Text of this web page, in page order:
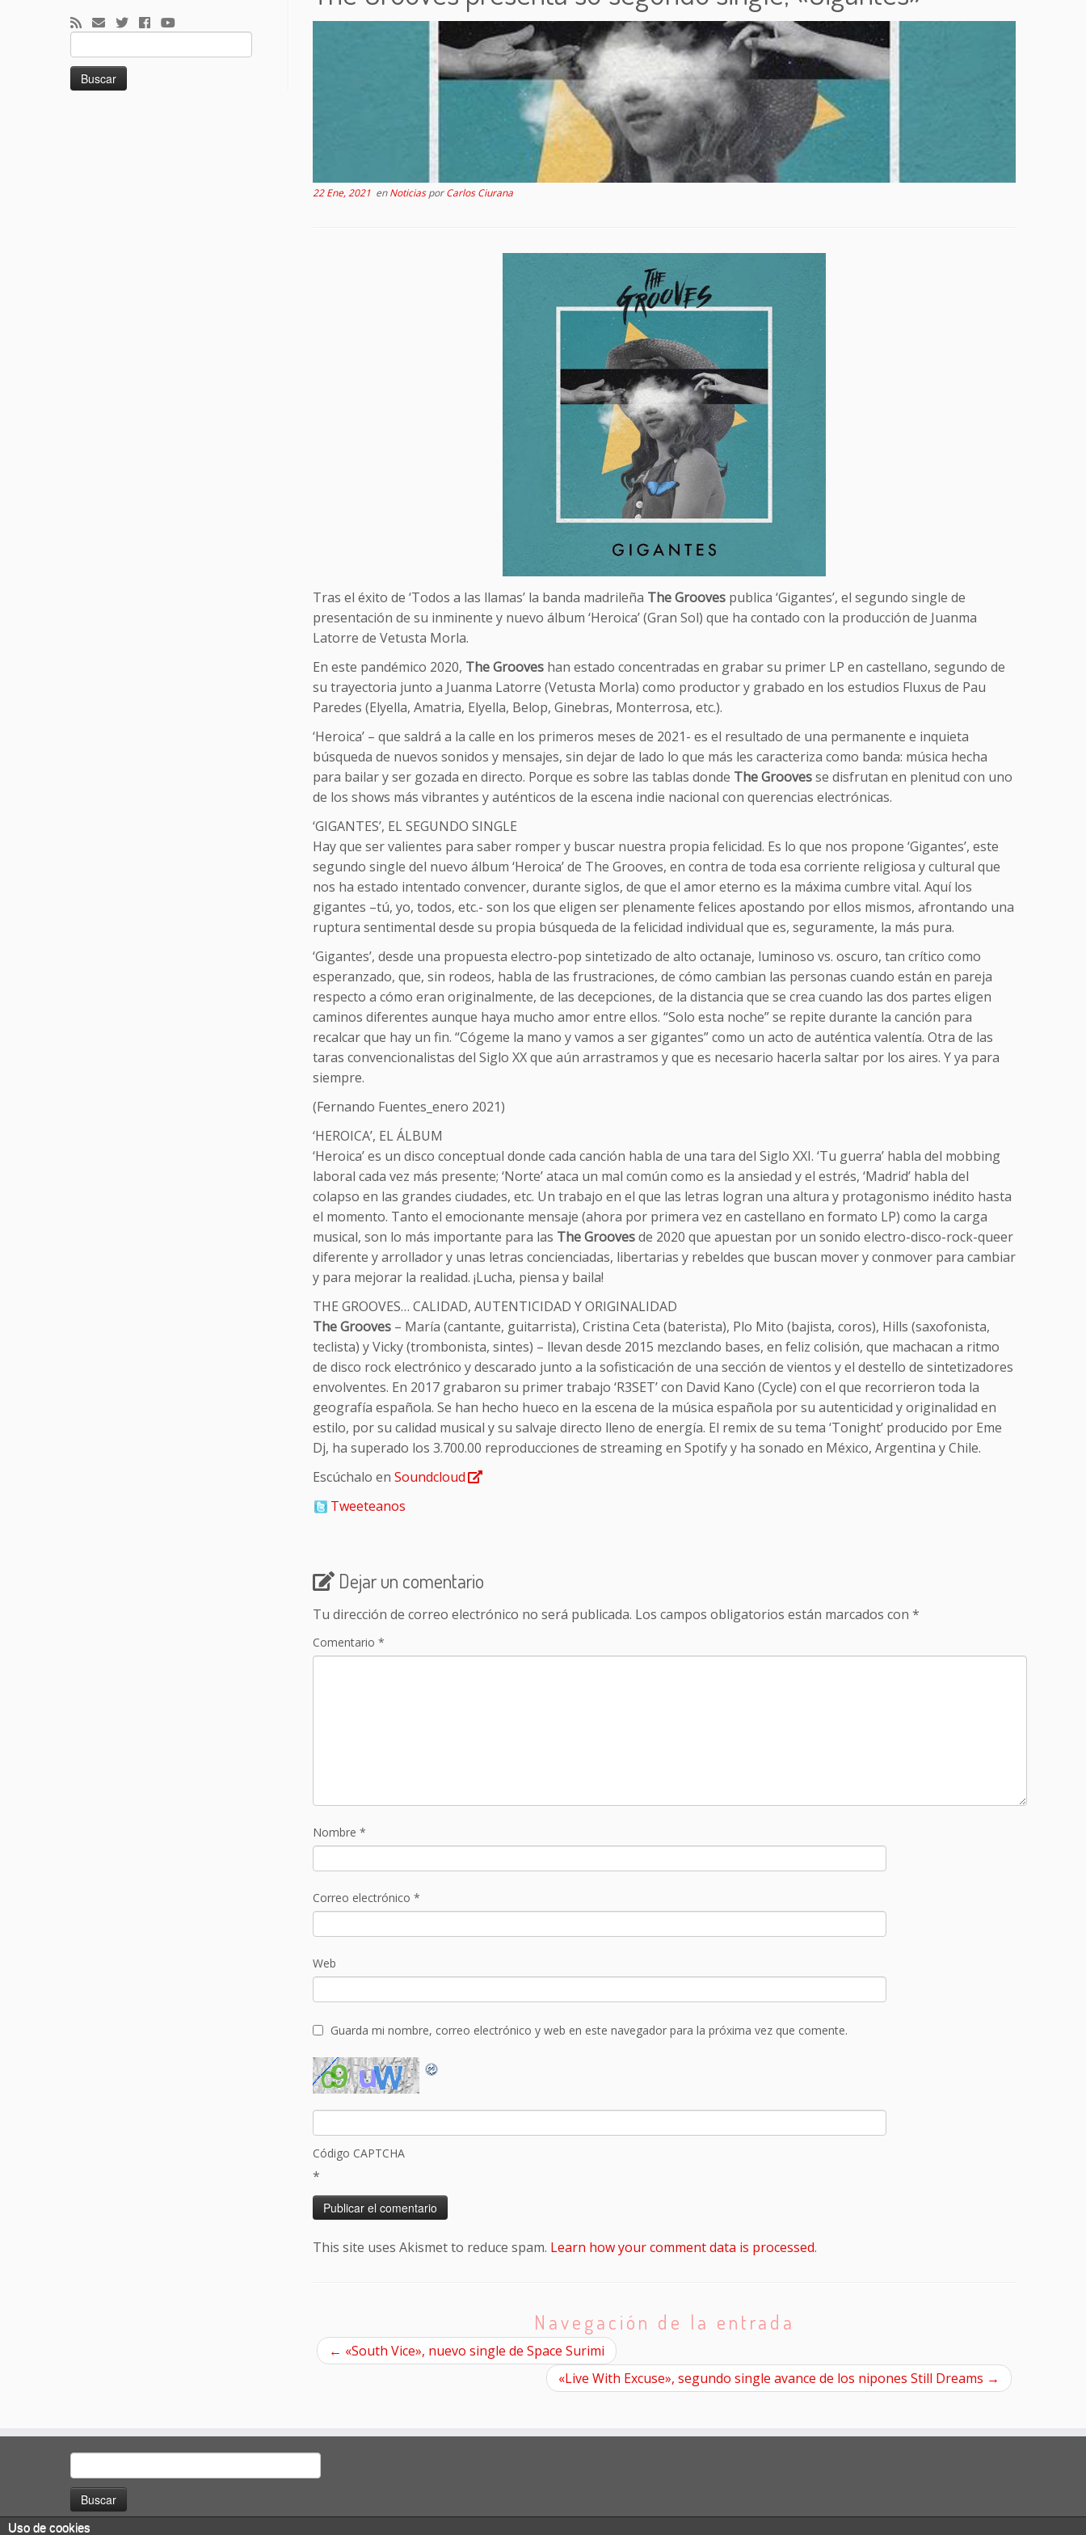
Buscar:
22 Ene, 2021 enNoticiasporCarlos Ciurana
Tras el éxito de ‘Todos a las llamas’ la banda madrileña The Grooves publica ‘Gigantes’, el segundo single de
presentación de su inminente y nuevo álbum ‘Heroica’ (Gran Sol) que ha contado con la producción de Juanma
Latorre de Vetusta Morla.
En este pandémico 2020, The Grooves han estado concentradas en grabar su primer LP en castellano, segundo de
su trayectoria junto a Juanma Latorre (Vetusta Morla) como productor y grabado en los estudios Fluxus de Pau
Paredes (Elyella, Amatria, Elyella, Belop, Ginebras, Monterrosa, etc.).
‘Heroica’ – que saldrá a la calle en los primeros meses de 2021- es el resultado de una permanente e inquieta
búsqueda de nuevos sonidos y mensajes, sin dejar de lado lo que más les caracteriza como banda: música hecha
para bailar y ser gozada en directo. Porque es sobre las tablas donde The Groovesse disfrutan en plenitud con uno
de los shows más vibrantes y auténticos de la escena indie nacional con querencias electrónicas.
‘GIGANTES’, EL SEGUNDO SINGLE
Hay que ser valientes para saber romper y buscar nuestra propia felicidad. Es lo que nos propone ‘Gigantes’, este
segundo single del nuevo álbum ‘Heroica’ de The Grooves, en contra de toda esa corriente religiosa y cultural que
nos ha estado intentado convencer, durante siglos, de que el amor eterno es la máxima cumbre vital. Aquí los
gigantes –tú, yo, todos, etc.- son los que eligen ser plenamente felices apostando por ellos mismos, afrontando una
ruptura sentimental desde su propia búsqueda de la felicidad individual que es, seguramente, la más pura.
‘Gigantes’, desde una propuesta electro-pop sintetizado de alto octanaje, luminoso vs. oscuro, tan crítico como
esperanzado, que, sin rodeos, habla de las frustraciones, de cómo cambian las personas cuando están en pareja
respecto a cómo eran originalmente, de las decepciones, de la distancia que se crea cuando las dos partes eligen
caminos diferentes aunque haya mucho amor entre ellos. “Solo esta noche” se repite durante la canción para
recalcar que hay un fin. “Cógeme la mano y vamos a ser gigantes” como un acto de auténtica valentía. Otra de las
taras convencionalistas del Siglo XX que aún arrastramos y que es necesario hacerla saltar por los aires. Y ya para
siempre.
(Fernando Fuentes_enero 2021)
‘HEROICA’, EL ÁLBUM
‘Heroica’ es un disco conceptual donde cada canción habla de una tara del Siglo XXI. ‘Tu guerra’ habla del mobbing
laboral cada vez más presente; ‘Norte’ ataca un mal común como es la ansiedad y el estrés, ‘Madrid’ habla del
colapso en las grandes ciudades, etc. Un trabajo en el que las letras logran una altura y protagonismo inédito hasta
el momento. Tanto el emocionante mensaje (ahora por primera vez en castellano en formato LP) como la carga
musical, son lo más importante para las The Groovesde 2020 que apuestan por un sonido electro-disco-rock-queer
diferente y arrollador y unas letras concienciadas, libertarias y rebeldes que buscan mover y conmover para cambiar
y para mejorar la realidad. ¡Lucha, piensa y baila!
THE GROOVES… CALIDAD, AUTENTICIDAD Y ORIGINALIDAD
The Grooves – María (cantante, guitarrista), Cristina Ceta (baterista), Plo Mito (bajista, coros), Hills (saxofonista,
teclista) y Vicky (trombonista, sintes) – llevan desde 2015 mezclando bases, en feliz colisión, que machacan a ritmo
de disco rock electrónico y descarado junto a la sofisticación de una sección de vientos y el destello de sintetizadores
envolventes. En 2017 grabaron su primer trabajo ‘R3SET’ con David Kano (Cycle) con el que recorrieron toda la
geografía española. Se han hecho hueco en la escena de la música española por su autenticidad y originalidad en
estilo, por su calidad musical y su salvaje directo lleno de energía. El remix de su tema ‘Tonight’ producido por Eme
Dj, ha superado los 3.700.00 reproducciones de streaming en Spotify y ha sonado en México, Argentina y Chile.
Escúchalo en Soundcloud
Tweeteanos
Dejar un comentario
Tu dirección de correo electrónico no será publicada. Los campos obligatorios están marcados con *
Comentario *
Nombre *
Correo electrónico *
Web
Guarda mi nombre, correo electrónico y web en este navegador para la próxima vez que comente.
Código CAPTCHA
*
This site uses Akismet to reduce spam. Learn how your comment data is processed.
Navegación de la entrada
← «South Vice», nuevo single de Space Surimi
«Live With Excuse», segundo single avance de los nipones Still Dreams →
Buscar:
Uso de cookies